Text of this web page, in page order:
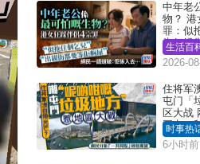
中年老
物？ 港
罪：似
为何经
语道破
生活百
2026-
住将军
屯门「
区大战
同点」
叮
时事热
6小时前